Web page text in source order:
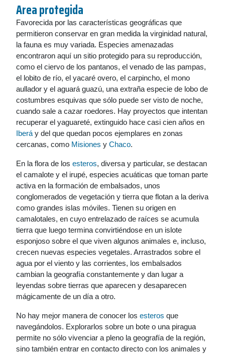
Area protegida
Favorecida por las características geográficas que
permitieron conservar en gran medida la virginidad natural,
la fauna es muy variada. Especies amenazadas
encontraron aquí un sitio protegido para su reproducción,
como el ciervo de los pantanos, el venado de las pampas,
el lobito de río, el yacaré overo, el carpincho, el mono
aullador y el aguará guazú, una extraña especie de lobo de
costumbres esquivas que sólo puede ser visto de noche,
cuando sale a cazar roedores. Hay proyectos que intentan
recuperar el yaguareté, extinguido hace casi cien años en
Iberá y del que quedan pocos ejemplares en zonas
cercanas, como Misiones y Chaco.
En la flora de los esteros, diversa y particular, se destacan
el camalote y el irupé, especies acuáticas que toman parte
activa en la formación de embalsados, unos
conglomerados de vegetación y tierra que flotan a la deriva
como grandes islas móviles. Tienen su origen en
camalotales, en cuyo entrelazado de raíces se acumula
tierra que luego termina convirtiéndose en un islote
esponjoso sobre el que viven algunos animales e, incluso,
crecen nuevas especies vegetales. Arrastrados sobre el
agua por el viento y las corrientes, los embalsados
cambian la geografía constantemente y dan lugar a
leyendas sobre tierras que aparecen y desaparecen
mágicamente de un día a otro.
No hay mejor manera de conocer los esteros que
navegándolos. Explorarlos sobre un bote o una piragua
permite no sólo vivenciar a pleno la geografía de la región,
sino también entrar en contacto directo con los animales y